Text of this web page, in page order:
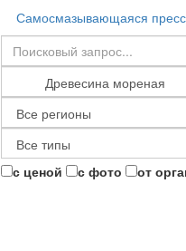
Самосмазывающаяся
с ценой с фото от